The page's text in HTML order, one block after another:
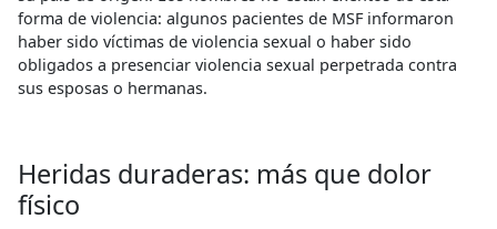
forma de violencia: algunos pacientes de MSF informaron
haber sido víctimas de violencia sexual o haber sido
obligados a presenciar violencia sexual perpetrada contra
sus esposas o hermanas.
Heridas duraderas: más que dolor
físico